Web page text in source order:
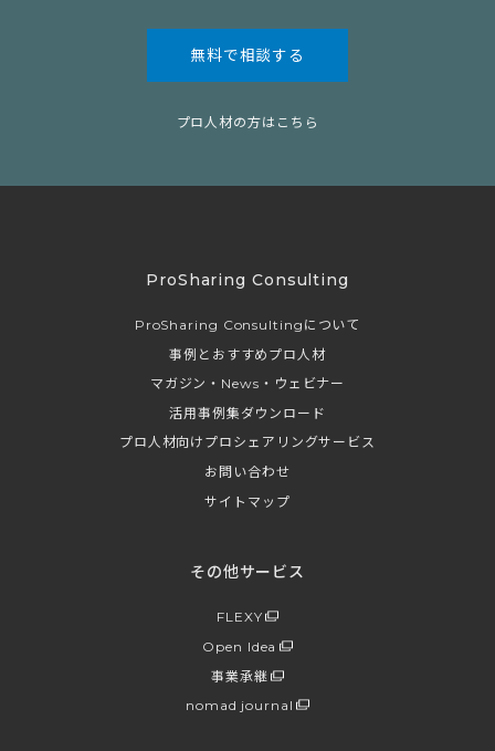
無料で相談する
プロ人材の方はこちら
ProSharing Consulting
ProSharing Consultingについて
事例とおすすめプロ人材
マガジン・News・ウェビナー
活用事例集ダウンロード
プロ人材向けプロシェアリングサービス
お問い合わせ
サイトマップ
その他サービス
FLEXY
Open Idea
事業承継
nomad journal